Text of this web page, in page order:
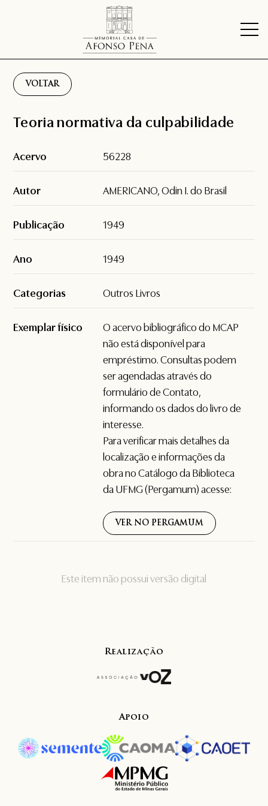
VOLTAR
Este item não possui versão digital
Teoria normativa da culpabilidade
Acervo 56228
Autor AMERICANO, Odin I. do Brasil
Publicação 1949
Ano 1949
Categorias Outros Livros
Exemplar físico
O acervo bibliográfico do MCAP
não está disponível para
empréstimo. Consultas podem
ser agendadas através do
formulário deContato,
informando os dados do livro de
interesse.
Para verificar mais detalhes da
localização e informações da
obra no Catálogo da Biblioteca
da UFMG (Pergamum) acesse:
VER NO PERGAMUM
Realização
Apoio